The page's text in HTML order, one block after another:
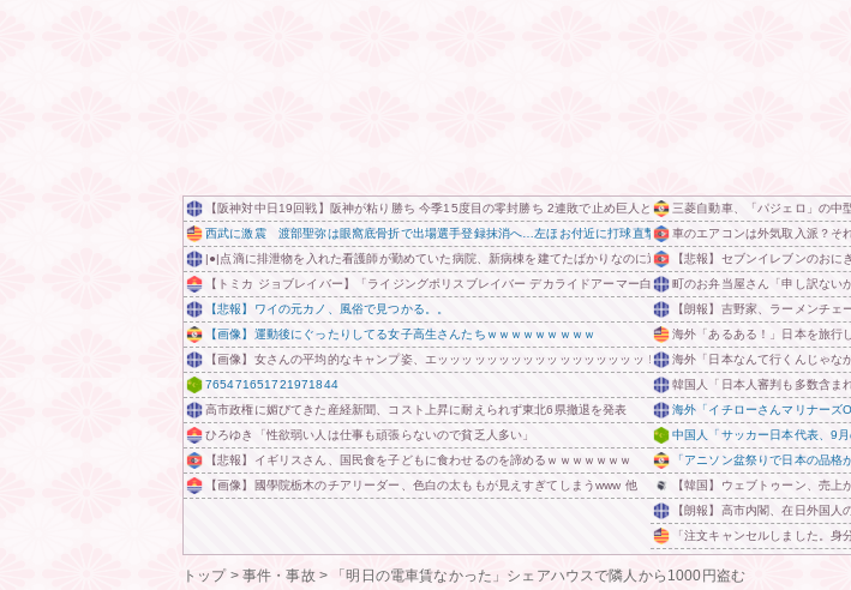
【阪神対中日19回戦】阪神が粘り勝ち 今季15度目の零封勝ち 2連敗で止め巨人と同率首位を堅守！近本も1号ソロを
西武に激震 渡部聖弥は眼窩底骨折で出場選手登録抹消へ…左ほお付近に打球直撃で途中交代
|●|点滴に排泄物を入れた看護師が勤めていた病院、新病棟を建てたばかりなのに近隣住民の総スカンを食らった結
【トミカ ジョブレイバー】「ライジングポリスブレイバー デカライドアーマー白バイ DXセット」【ジョーシン＆
【悲報】ワイの元カノ、風俗で見つかる。。
【画像】運動後にぐったりしてる女子高生さんたちｗｗｗｗｗｗｗｗｗ
【画像】女さんの平均的なキャンプ姿、エッッッッッッッッッッッッッッッッッ！
765471651721971844
高市政権に媚びてきた産経新聞、コスト上昇に耐えられず東北6県撤退を発表
ひろゆき「性欲弱い人は仕事も頑張らないので貧乏人多い」
【悲報】イギリスさん、国民食を子どもに食わせるのを諦めるｗｗｗｗｗｗｗ
【画像】國學院栃木のチアリーダー、色白の太ももが見えすぎてしまうwww 他
三菱自動車、「パジェロ」の中
車のエアコンは外気取入派？そ
【悲報】セブンイレブンのおに
町のお弁当屋さん「申し訳な
【朗報】吉野家、ラーメンチェ
海外「あるある！」日本を旅行
海外「日本なんて行くんじゃな
韓国人「日本人審判も多数含ま
海外「イチローさんマリナーズ
中国人「サッカー日本代表、9
「アニソン盆祭りで日本の品
【韓国】ウェブトゥーン、売
【朗報】高市内閣、在日外国人
「注文キャンセルしました。
トップ> 事件・事故> 「明日の電車賃なかった」シェアハウスで隣人から1000円盗む